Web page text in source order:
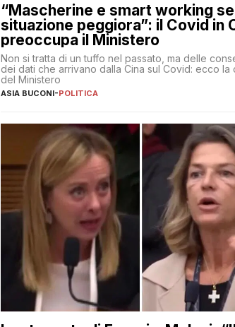
“Mascherine e smart working
situazione peggiora”: il Covid in
preoccupa il Ministero
Non si tratta di un tuffo nel passato, ma delle
dei dati che arrivano dalla Cina sul Covid: ecco la
del Ministero
ASIA BUCONI-POLITICA